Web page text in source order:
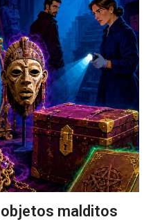
malditos